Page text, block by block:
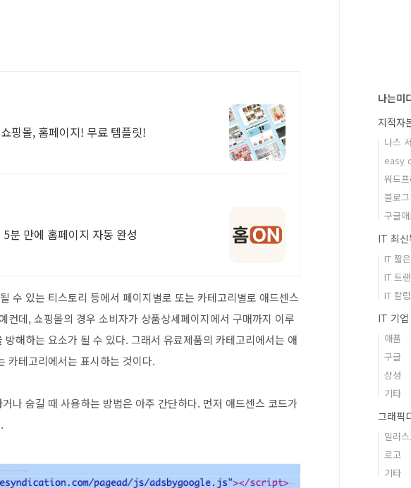
핑몰, 홈페이지! 무료 템플릿!
분 만에 홈페이지 자동 완성
수 있는 티스토리 등에서 페이지별로 또는 카테고리별로 애드센스
컨데, 쇼핑몰의 경우 소비자가 상품상세페이지에서 구매까지 이루
해하는 요소가 될 수 있다. 그래서 유료제품의 카테고리에서는 애
카테고리에서는 표시하는 것이다.
나 숨길 때 사용하는 방법은 아주 간단하다. 먼저 애드센스 코드가
나는미
지적자
나스
easy
워드
블로
구글
IT 최신
IT 짧
IT 트
IT 칼럼
IT 기업
애플
구글
삼성
기타
그래픽
일러
로고
기타